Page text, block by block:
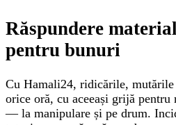
Răspundere
pentru bunuri
Cu Hamali24, ridicările,
orice oră, cu aceeași grijă pentru
— la manipulare și pe drum.